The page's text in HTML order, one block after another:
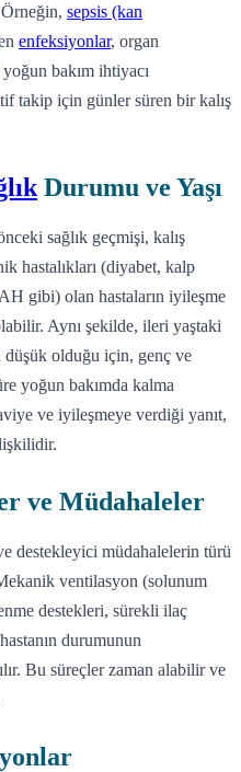
sepsis (kan
enfeksiyonlar, organ
bakım ihtiyacı
takip için günler süren bir kalış
Durumu ve Yaşı
sağlık geçmişi, kalış
hastalıkları (diyabet, kalp
gibi) olan hastaların iyileşme
Aynı şekilde, ileri yaştaki
düşük olduğu için, genç ve
yoğun bakımda kalma
ve iyileşmeye verdiği yanıt,
ve Müdahaleler
destekleyici müdahalelerin türü
ventilasyon (solunum
destekleri, sürekli ilaç
durumunun
Bu süreçler zaman alabilir ve